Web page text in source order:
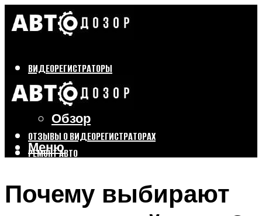
ВИДЕОРЕГИСТРАТОРЫ
Бренды
Выбор
Обзор
ОТЗЫВЫ О ВИДЕОРЕГИСТРАТОРАХ
РЕМОНТ АВТО
Меню
Почему выбирают